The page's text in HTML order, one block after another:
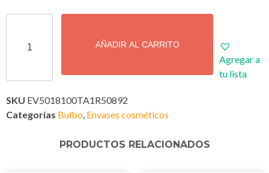
AÑADIR AL CARRITO
Agregar a
tu lista
SKU EV5018100TA1R50892
Categorías Bulbo, Envases cosméticos
PRODUCTOS RELACIONADOS